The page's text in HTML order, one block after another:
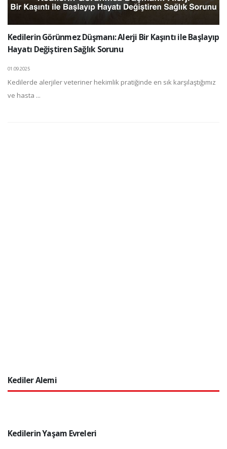
Kedilerin Görünmez Düşmanı: Alerji Bir Kaşıntı ile Başlayıp
Hayatı Değiştiren Sağlık Sorunu
01.09.2025
Kedilerde alerjiler veteriner hekimlik pratiğinde en sık karşılaştığımız
ve hasta ...
Kediler Alemi
Kedilerin Yaşam Evreleri